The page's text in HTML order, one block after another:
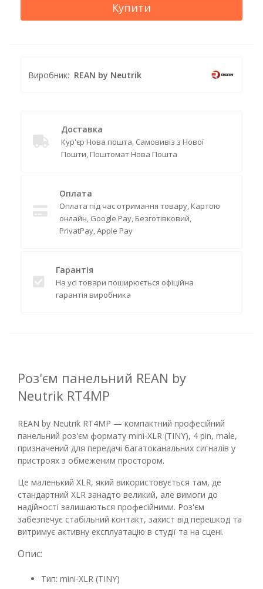
Купити
Виробник: REAN by Neutrik
Доставка
Кур'єр Нова пошта, Самовивіз з Нової
Пошти, Поштомат Нова Пошта
Оплата
Оплата під час отримання товару, Картою
онлайн, Google Pay, Безготівковий,
PrivatPay, Apple Pay
Гарантія
На усі товари поширюється офіційна
гарантія виробника
Роз'єм панельний REAN by
Neutrik RT4MP
REAN by Neutrik RT4MP — компактний професійний
панельний роз'єм формату mini-XLR (TINY), 4 pin, male,
призначений для передачі багатоканальних сигналів у
пристроях з обмеженим простором.
Це маленький XLR, який використовується там, де
стандартний XLR занадто великий, але вимоги до
надійності залишаються професійними. Роз'єм
забезпечує стабільний контакт, захист від перешкод та
витримує активну експлуатацію в студії та на сцені.
Опис:
Тип: mini-XLR (TINY)